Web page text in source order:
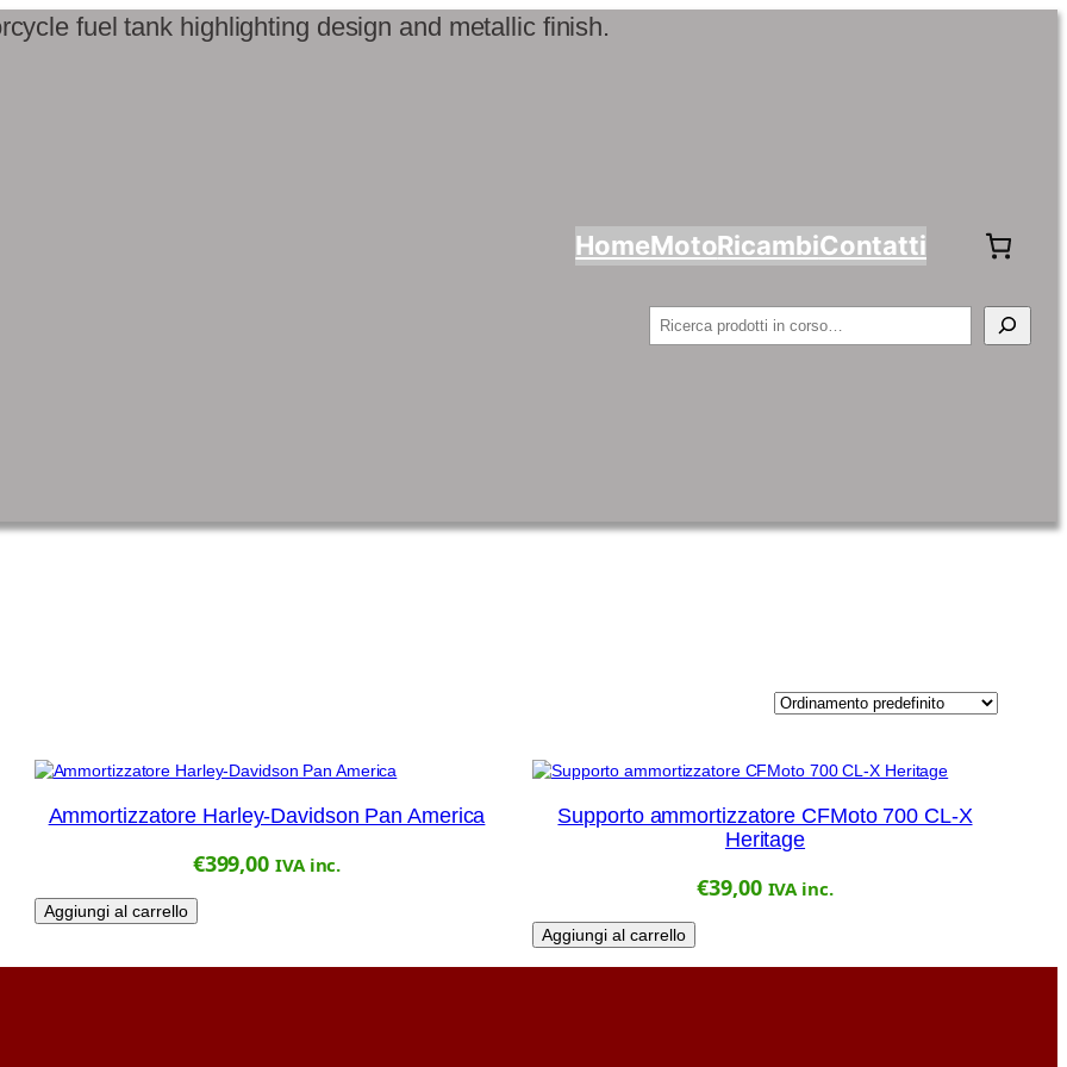
HomeMotoRicambiContatti
Cerca
Ammortizzatore Harley-Davidson Pan America
€399,00 IVA inc.
Aggiungi al carrello
Supporto ammortizzatore CFMoto 700 CL-X
Heritage
€39,00 IVA inc.
Aggiungi al carrello